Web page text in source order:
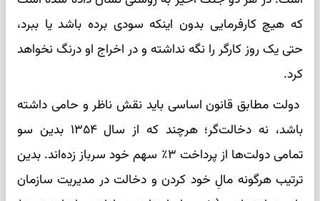
که هیچ کارفرمایی بدون اینکه سودی برده باشد یا ببرد،
حتی یک روز کارگر را نگه نداشته و در اخراج او درنگ نخواهد
کرد.
دولت مطابق قانون اساسی باید نقش ناظر و حامی داشته
باشد، نه دخالت‌گر؛ هرچند که از سال ۱۳۵۴ بدین سو
تمامی دولت‌ها از پرداخت ۳٪ سهم خود سرباز زده‌اند. بدین
ترتیب هرگونه مالِ خود کردن و دخالت در مدیریت سازمان